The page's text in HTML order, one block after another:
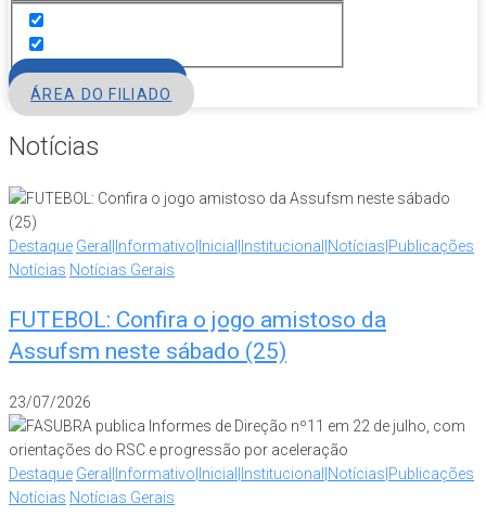
ÁREA DO FILIADO
Notícias
Destaque Geral|Informativo|Inicial|Institucional|Notícias|Publicações
Notícias Notícias Gerais
FUTEBOL: Confira o jogo amistoso da
Assufsm neste sábado (25)
23/07/2026
Destaque Geral|Informativo|Inicial|Institucional|Notícias|Publicações
Notícias Notícias Gerais